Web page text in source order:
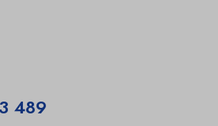
489